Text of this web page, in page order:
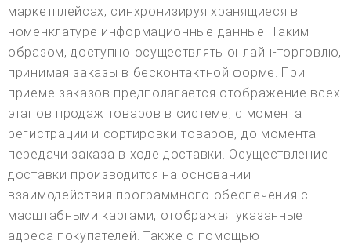
маркетплейсах, синхронизируя хранящиеся в
номенклатуре информационные данные. Таким
образом, доступно осуществлять онлайн-торговлю,
принимая заказы в бесконтактной форме. При
приеме заказов предполагается отображение всех
этапов продаж товаров в системе, с момента
регистрации и сортировки товаров, до момента
передачи заказа в ходе доставки. Осуществление
доставки производится на основании
взаимодействия программного обеспечения с
масштабными картами, отображая указанные
адреса покупателей. Также с помощью